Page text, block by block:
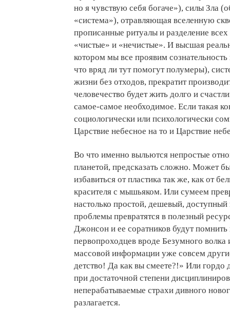
но я чувствую себя богаче»), силы Зла
«система»), отравляющая вселенную
прописанные ритуалы и разделение
«чистые» и «нечистые». И высшая
котором мы все проявим
что вряд ли тут помогут полумеры),
жизни без отходов, прекратит
человечество будет жить долго и
самое-самое необходимое. Если такая
социологически или психологически
Царствие небесное на то и Царствие
Во что именно выльются непростые
планетой, предсказать сложно. Может
избавиться от пластика так же, как от
красителя с мышьяком. Или сумеем
настолько простой, дешевый,
проблемы превратятся в полезный
Джонсон и ее соратников будут
первопроходцев вроде Безумного
массовой информации уже совсем
детство! Да как вы смеете?!» Или гордо
при достаточной степени
неперабатываемые страхи дивного
разлагается.